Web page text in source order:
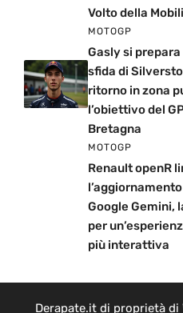
Volto della
MOTOGP
Gasly si prepara
sfida di
ritorno in zona
l’obiettivo del
Bretagna
MOTOGP
Renault openR
Google Gemini,
per
più interattiva
Derapate.it di proprietà di